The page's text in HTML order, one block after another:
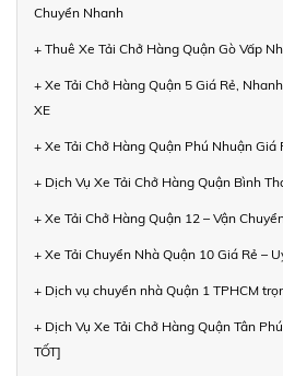
Chuyển Nhanh
+ Thuê Xe Tải Chở Hàng Quận Gò Vấp
+ Xe Tải Chở Hàng Quận 5 Giá Rẻ,
XE
+ Xe Tải Chở Hàng Quận Phú Nhuận Giá
+ Dịch Vụ Xe Tải Chở Hàng Quận Bình
+ Xe Tải Chở Hàng Quận 12 – Vận
+ Xe Tải Chuyển Nhà Quận 10 Giá Rẻ –
+ Dịch vụ chuyển nhà Quận 1 TPHCM
+ Dịch Vụ Xe Tải Chở Hàng Quận Tân
TỐT]